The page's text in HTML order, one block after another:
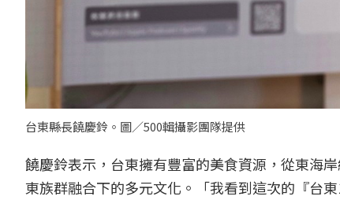
台東縣長饒慶鈴。圖／500輯攝影團隊提供
饒慶鈴表示，台東擁有豐富的美食資源，從東海
東族群融合下的多元文化。「我看到這次的『台